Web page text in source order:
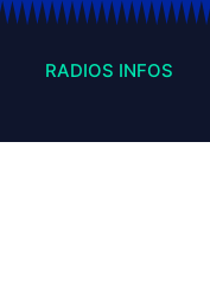
RADIOS INFOS